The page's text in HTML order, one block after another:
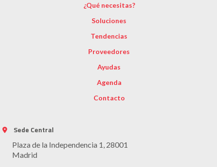
¿Qué necesitas?
Soluciones
Tendencias
Proveedores
Ayudas
Agenda
Contacto
Sede Central
Plaza de la Independencia 1, 28001
Madrid